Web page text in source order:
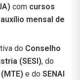
com cursos
mensal de
do Conselho
(SESI), do
e do SENAI